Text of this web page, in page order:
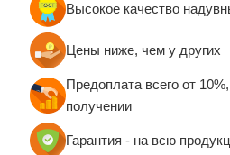
Высокое качество
Цены ниже, чем у других
Предоплата всего от
получении
Гарантия - на всю